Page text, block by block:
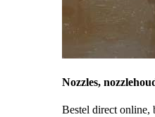
Nozzles,
Bestel direct online,